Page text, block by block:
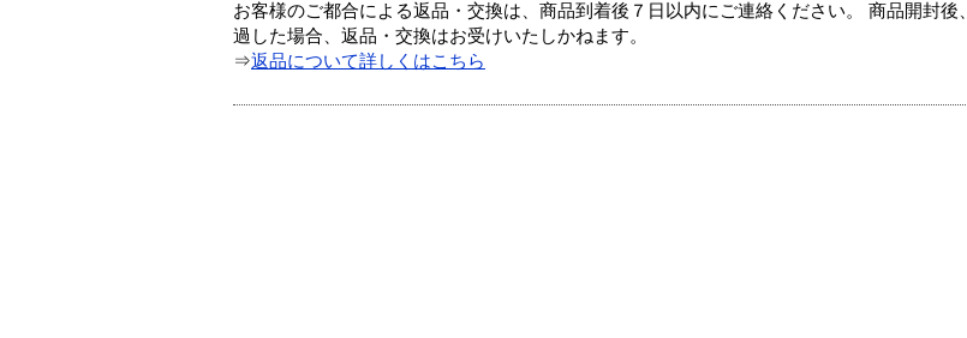
お客様のご都合による返品・交換は、商品到着後７日以内にご連絡ください。 商品開封
過した場合、返品・交換はお受けいたしかねます。
⇒返品について詳しくはこちら